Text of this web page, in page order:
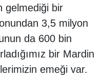
gelmediği bir
3,5 milyon
da 600 bin
bir Mardin
emeği var.